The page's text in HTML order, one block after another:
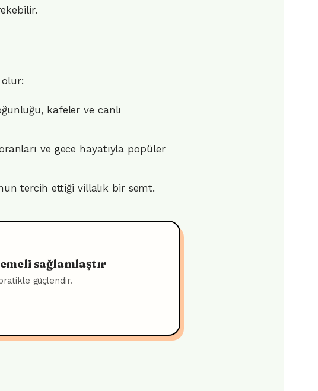
kafeler ve canlı
ve gece hayatıyla popüler
tercih ettiği villalık bir semt.
sağlamlaştır
güçlendir.